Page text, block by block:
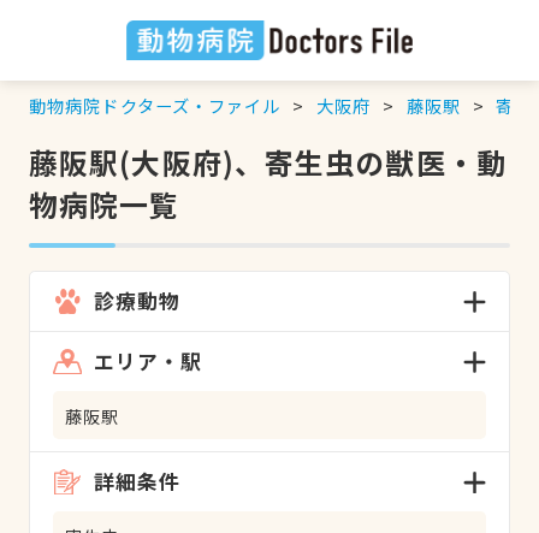
動物病院ドクターズ・ファイル 大阪府 藤阪駅 寄生
藤阪駅(大阪府)、寄生虫の獣医・動
物病院一覧
診療動物
エリア・駅
藤阪駅
詳細条件